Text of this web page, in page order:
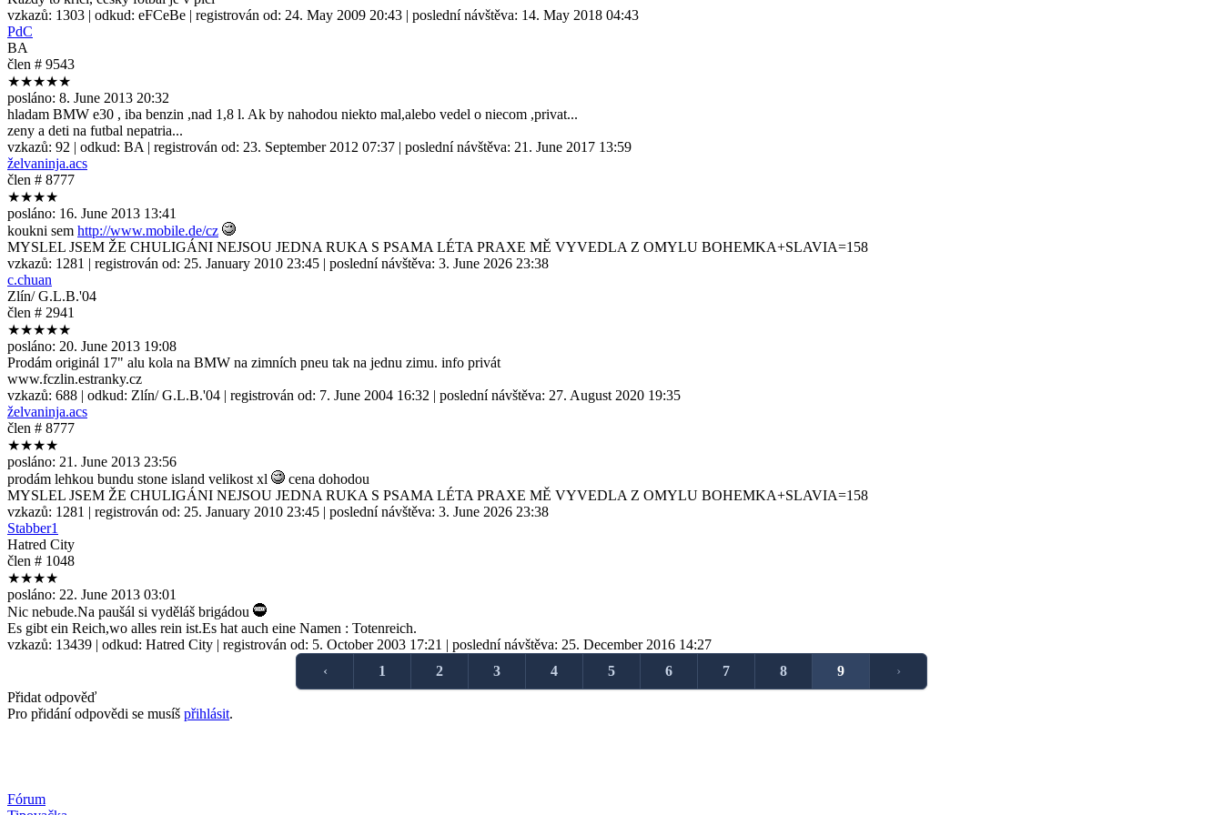
vzkazů: 1303 | odkud: eFCeBe | registrován od: 24. May 2009 20:43 | poslední návštěva: 14. May 2018 04:43
PdC
BA
člen # 9543
★★★★★
posláno: 8. June 2013 20:32
hladam BMW e30 , iba benzin ,nad 1,8 l. Ak by nahodou niekto mal,alebo vedel o niecom ,privat...
zeny a deti na futbal nepatria...
vzkazů: 92 | odkud: BA | registrován od: 23. September 2012 07:37 | poslední návštěva: 21. June 2017 13:59
želvaninja.acs
člen # 8777
★★★★
posláno: 16. June 2013 13:41
koukni sem http://www.mobile.de/cz
MYSLEL JSEM ŽE CHULIGÁNI NEJSOU JEDNA RUKA S PSAMA LÉTA PRAXE MĚ VYVEDLA Z OMYLU BOHEMKA+SLAVIA=158
vzkazů: 1281 | registrován od: 25. January 2010 23:45 | poslední návštěva: 3. June 2026 23:38
c.chuan
Zlín/ G.L.B.'04
člen # 2941
★★★★★
posláno: 20. June 2013 19:08
Prodám originál 17" alu kola na BMW na zimních pneu tak na jednu zimu. info privát
www.fczlin.estranky.cz
vzkazů: 688 | odkud: Zlín/ G.L.B.'04 | registrován od: 7. June 2004 16:32 | poslední návštěva: 27. August 2020 19:35
želvaninja.acs
člen # 8777
★★★★
posláno: 21. June 2013 23:56
prodám lehkou bundu stone island velikost xl
cena dohodou
MYSLEL JSEM ŽE CHULIGÁNI NEJSOU JEDNA RUKA S PSAMA LÉTA PRAXE MĚ VYVEDLA Z OMYLU BOHEMKA+SLAVIA=158
vzkazů: 1281 | registrován od: 25. January 2010 23:45 | poslední návštěva: 3. June 2026 23:38
Stabber1
Hatred City
člen # 1048
★★★★
posláno: 22. June 2013 03:01
Nic nebude.Na paušál si vyděláš brigádou
Es gibt ein Reich,wo alles rein ist.Es hat auch eine Namen : Totenreich.
vzkazů: 13439 | odkud: Hatred City | registrován od: 5. October 2003 17:21 | poslední návštěva: 25. December 2016 14:27
‹
1 2 3 4 5 6 7 8 9
›
Přidat odpověď
Pro přidání odpovědi se musíš přihlásit.
Fórum